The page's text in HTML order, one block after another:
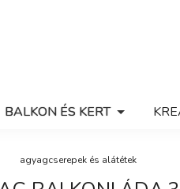
BALKON ÉS KERT
agyagcserepek és alátétek